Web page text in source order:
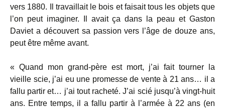
vers 1880. Il travaillait le bois et faisait tous les objets que
l’on peut imaginer. Il avait ça dans la peau et Gaston
Daviet a découvert sa passion vers l’âge de douze ans,
peut être même avant.
« Quand mon grand-père est mort, j’ai fait tourner la
vieille scie, j’ai eu une promesse de vente à 21 ans… il a
fallu partir et… j’ai tout racheté. J’ai scié jusqu’à vingt-huit
ans. Entre temps, il a fallu partir à l’armée à 22 ans (en